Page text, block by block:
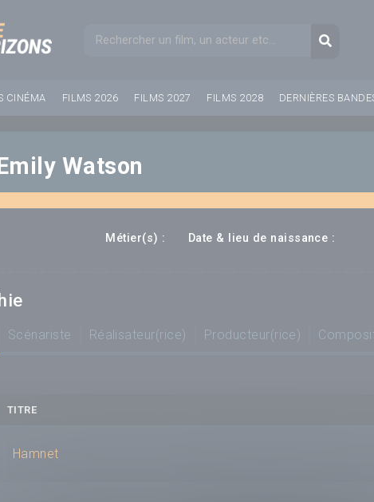
Formulaire de rechercheRecherche
CINÉMA FILMS 2026 FILMS 2027 FILMS 2028 DERNIÈRES
Watson
Métier(s) : Date & lieu de naissance :
Scénariste Réalisateur(rice) Producteur(rice)
TITRE
Hamnet